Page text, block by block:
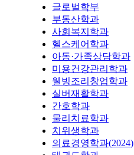
글로벌학부
부동산학과
사회복지학과
헬스케어학과
아동·가족상담학과
미용건강관리학과
웰빙조리창업학과
실버재활학과
간호학과
물리치료학과
치위생학과
의료경영학과(2024)